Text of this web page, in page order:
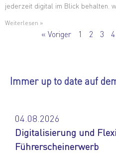
jederzeit digital im Blick behalten.
Weiterlesen »
« Voriger 1 2 3 4
Immer up to date auf
04.08.2026
Digitalisierung und
Führerscheinerwerb